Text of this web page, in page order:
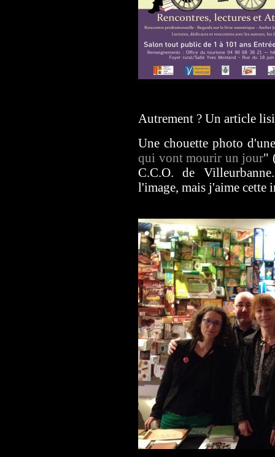
Autrement ? Un article
Une chouette photo
qui vont mourir un jour"
C.C.O. de
l'image, mais j'aime cette